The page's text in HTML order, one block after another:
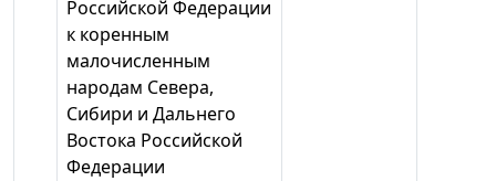
Российской Федерации
к коренным
малочисленным
народам Севера,
Сибири и Дальнего
Востока Российской
Федерации